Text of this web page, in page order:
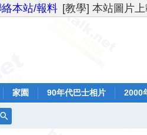
本站/報料 [教學] 本站圖片
家園 90年代巴士相片 2000